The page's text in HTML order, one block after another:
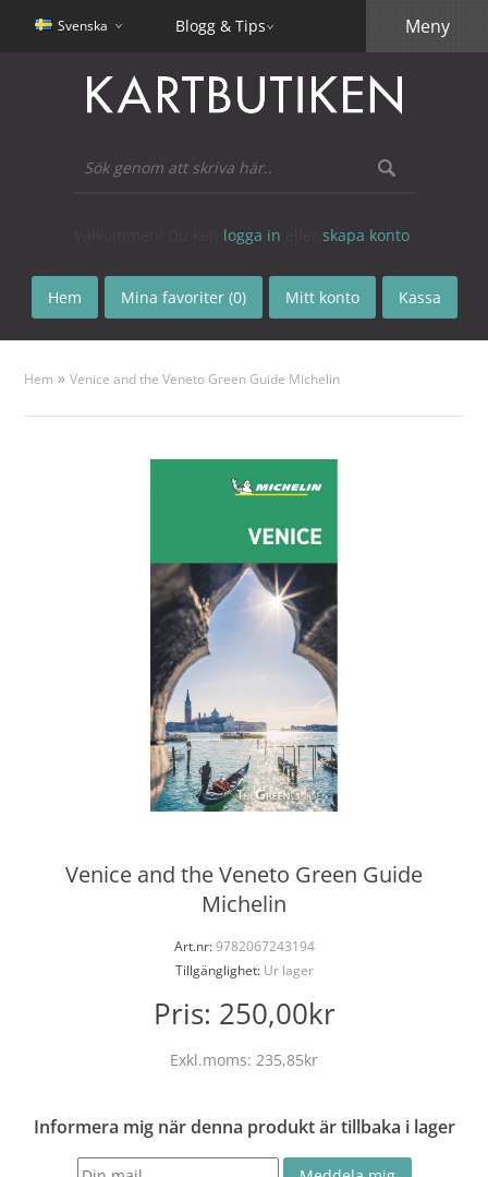
Svenska Blogg & Tips
logga in skapa konto
Hem Mina favoriter (0) Mitt konto Kassa
Meny
Hem »Venice and the Veneto Green Guide Michelin
Venice and the Veneto Green Guide
Michelin
Art.nr:9782067243194
Tillgänglighet:Ur lager
Pris: 250,00kr
Exkl.moms: 235,85kr
Informera mig när denna produkt är tillbaka i lager